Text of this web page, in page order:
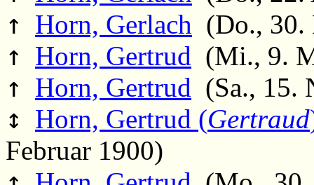
↑ Horn, Gerlach (Do., 30.
↑ Horn, Gertrud (Mi., 9.
↑ Horn, Gertrud (Sa., 15.
↕ Horn, Gertrud (Gertraud
Februar 1900)